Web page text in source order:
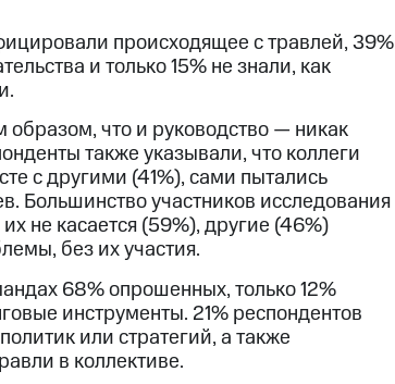
происходящее с травлей, 39%
и только 15% не знали, как
что и руководство — никак
также указывали, что коллеги
с другими (41%), сами пытались
Большинство участников исследования
не касается (59%), другие (46%)
без их участия.
68% опрошенных, только 12%
инструменты. 21% респондентов
или стратегий, а также
в коллективе.